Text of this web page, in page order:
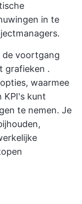
in te
de voortgang
grafieken .
waarmee
KPI's kunt
te nemen. Je